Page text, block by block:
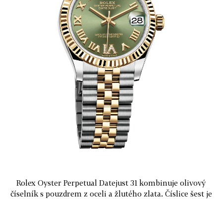
Rolex Oyster Perpetual Datejust 31 kombinuje olivový
číselník s pouzdrem z oceli a žlutého zlata. Číslice šest je